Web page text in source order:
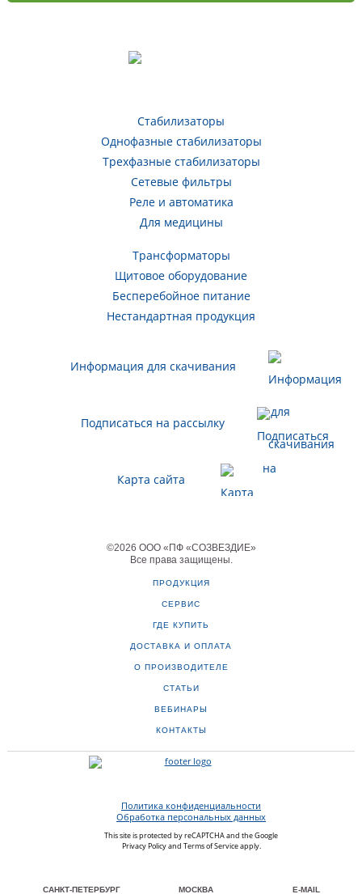
Стабилизаторы
Однофазные стабилизаторы
Трехфазные стабилизаторы
Сетевые фильтры
Реле и автоматика
Для медицины
Трансформаторы
Щитовое оборудование
Бесперебойное питание
Нестандартная продукция
Информация для скачивания
Подписаться на рассылку
Карта сайта
©2026 ООО «ПФ «СОЗВЕЗДИЕ»
Все права защищены.
ПРОДУКЦИЯ
СЕРВИС
ГДЕ КУПИТЬ
ДОСТАВКА И ОПЛАТА
О ПРОИЗВОДИТЕЛЕ
СТАТЬИ
ВЕБИНАРЫ
КОНТАКТЫ
Политика конфиденциальности
Обработка персональных данных
This site is protected by reCAPTCHA and the Google
Privacy Policyand Terms of Serviceapply.
САНКТ-ПЕТЕРБУРГ МОСКВА E-MAIL